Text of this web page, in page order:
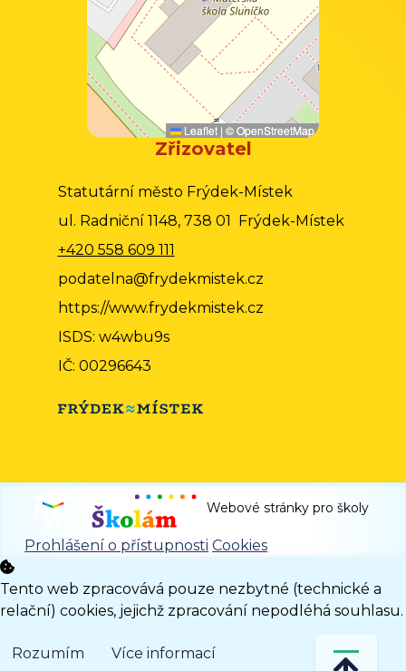
Leaflet | ©OpenStreetMap
Zřizovatel
Statutární město Frýdek-Místek
ul. Radniční 1148, 738 01 Frýdek-Místek
+420 558 609 111
podatelna@frydekmistek.cz
https://www.frydekmistek.cz
ISDS: w4wbu9s
IČ: 00296643
Webové stránky pro školy
Prohlášení o přístupnosti Cookies
Tento web zpracovává pouze nezbytné (technické a
relační) cookies, jejichž zpracování nepodléhá souhlasu.
Rozumím Více informací